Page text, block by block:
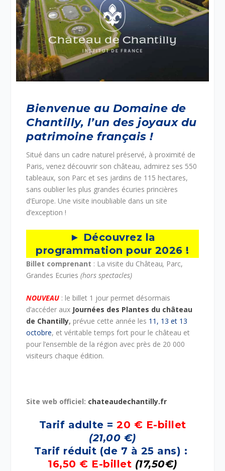
Bienvenue au Domaine de
Chantilly, l’un des joyaux du
patrimoine français !
Situé dans un cadre naturel préservé, à proximité de
Paris, venez découvrir son château, admirez ses 550
tableaux, son Parc et ses jardins de 115 hectares,
sans oublier les plus grandes écuries princières
d’Europe. Une visite inoubliable dans un site
d’exception !
► Découvrez la
programmation pour 2026 !
Billet comprenant : La visite du Château, Parc,
Grandes Ecuries(hors spectacles)
NOUVEAU : le billet 1 jour permet désormais
d’accéder aux Journées des Plantes du château
de Chantilly, prévue cette année les 11, 13 et 13
octobre, et véritable temps fort pour le château et
pour l’ensemble de la région avec près de 20 000
visiteurs chaque édition.
Site web officiel: chateaudechantilly.fr
Tarif adulte = 20 € E-billet
(21,00 €)
Tarif réduit (de 7 à 25 ans) :
16,50 € E-billet (17,50€)